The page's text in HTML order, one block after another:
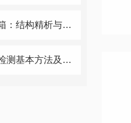
低气压高低温试验箱：结构精析与性能优势深度解读
高压开关机械故障检测基本方法及原理